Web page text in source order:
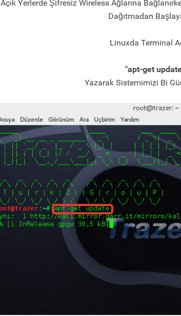
Açık Yerlerde Şifresiz Wireless Ağlarına
Dağıtmadan
Linuxda Terminal
"apt-get
Yazarak Sistemimizi Bi